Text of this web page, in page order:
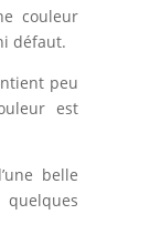
couleur
défaut.
peu
est
belle